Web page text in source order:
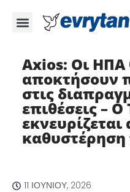
Axios: Οι ΗΠΑ
αποκτήσουν
στις
επιθέσεις –
καθυστέρηση
11 ΙΟΥΝΊΟΥ, 2026